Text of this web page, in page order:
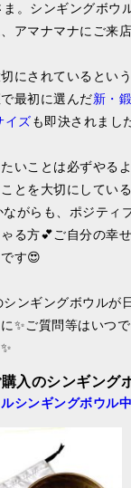
ャ
シャ（L・M）
シャ（4種）
香
とくサブスク）
ルカード
ポスター
。シンギングボウ
アマナマナにご来
にされているとい
最初に選んだ新・
イズも即決されまし
いことは必ずやるよ
ことを大切にしてい
がらも、ポジティ
る方💕ご自分の幸
す😍
ンギングボウルが
✨ご質問等はいつ
入のシンギング
シンギングボウル